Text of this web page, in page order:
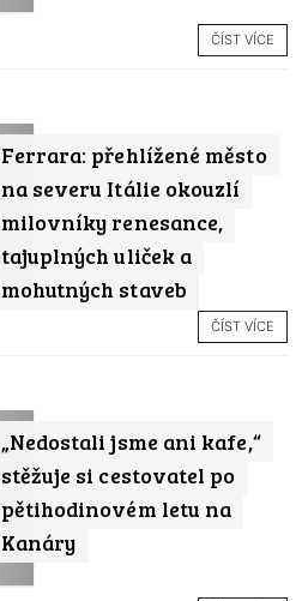
ČÍST VÍCE
Ferrara: přehlížené město
na severu Itálie okouzlí
milovníky renesance,
tajuplných uliček a
mohutných staveb
ČÍST VÍCE
„Nedostali jsme ani kafe,“
stěžuje si cestovatel po
pětihodinovém letu na
Kanáry